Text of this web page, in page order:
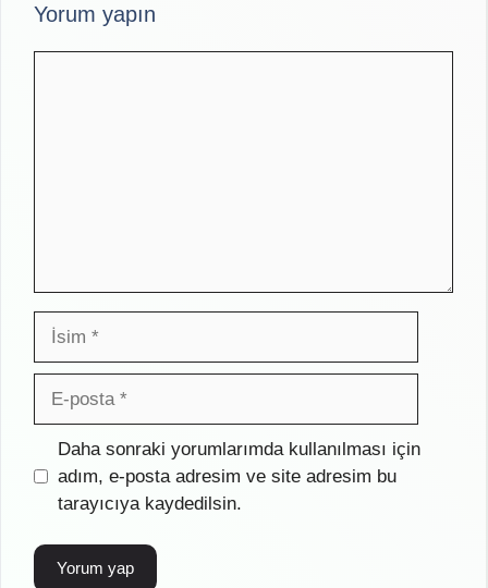
Yorum yapın
İsim
posta
İnternet
sitesi
Daha sonraki yorumlarımda kullanılması için
adım, e-posta adresim ve site adresim bu
tarayıcıya kaydedilsin.